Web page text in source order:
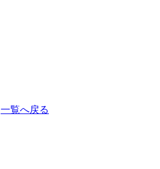
一覧へ戻る